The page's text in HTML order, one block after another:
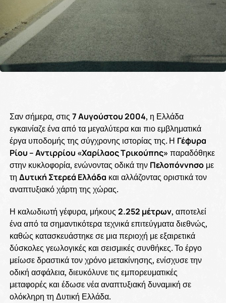
Σαν σήμερα, στις 7 Αυγούστου 2004, η Ελλάδα
εγκαινίαζε ένα από τα μεγαλύτερα και πιο εμβληματικά
έργα υποδομής της σύγχρονης ιστορίας της. Η Γέφυρα
Ρίου – Αντιρρίου «Χαρίλαος Τρικούπης» παραδόθηκε
στην κυκλοφορία, ενώνοντας οδικά την Πελοπόννησομε
τη Δυτική Στερεά Ελλάδα και αλλάζοντας οριστικά τον
αναπτυξιακό χάρτη της χώρας.
Η καλωδιωτή γέφυρα, μήκους 2.252 μέτρων, αποτελεί
ένα από τα σημαντικότερα τεχνικά επιτεύγματα διεθνώς,
καθώς κατασκευάστηκε σε μια περιοχή με εξαιρετικά
δύσκολες γεωλογικές και σεισμικές συνθήκες. Το έργο
μείωσε δραστικά τον χρόνο μετακίνησης, ενίσχυσε την
οδική ασφάλεια, διευκόλυνε τις εμπορευματικές
μεταφορές και έδωσε νέα αναπτυξιακή δυναμική σε
ολόκληρη τη Δυτική Ελλάδα.